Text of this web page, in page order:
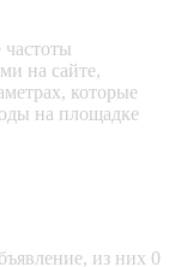
на сайте,
которые
на площадке
из них 0